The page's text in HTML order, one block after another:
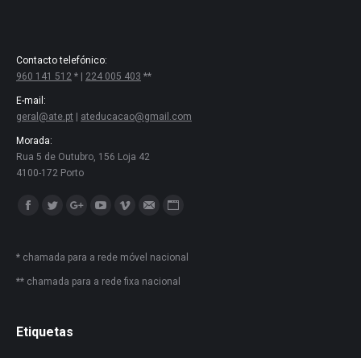
Contacto telefónico:
960 141 512 * | 224 005 403 **
E-mail:
geral@ate.pt
ateducacao@gmail.com
Morada:
Rua 5 de Outubro, 156 Loja 42
4100-172 Porto
Encontre-nos em:
* chamada para a rede móvel nacional
** chamada para a rede fixa nacional
Etiquetas